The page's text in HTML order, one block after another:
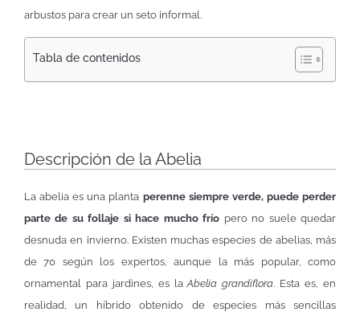
arbustos para crear un seto informal.
Tabla de contenidos
Descripción de la Abelia
La abelia es una planta perenne siempre verde, puede perder
parte de su follaje si hace mucho frío pero no suele quedar
desnuda en invierno. Existen muchas especies de abelias, más
de 70 según los expertos, aunque la más popular, como
ornamental para jardines, es laAbelia grandiflora. Esta es, en
realidad, un híbrido obtenido de especies más sencillas